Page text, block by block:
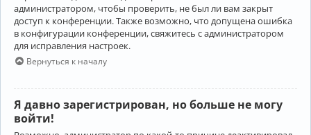
администратором, чтобы проверить, не был ли вам закрыт
доступ к конференции. Также возможно, что допущена ошибка
в конфигурации конференции, свяжитесь с администратором
для исправления настроек.
Вернуться к началу
Я давно зарегистрирован, но больше не могу
войти!